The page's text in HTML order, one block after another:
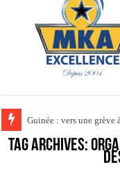
Guinée : vers une grève
Tag Archives: